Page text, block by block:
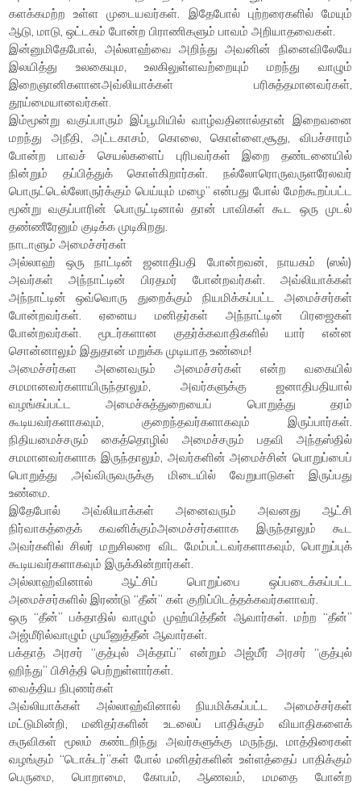
களக்கமற்ற உள்ள முடையவர்கள். இதேபோல் புற்றரைகளில் மேயும்
ஆடு, மாடு, ஒட்டகம் போன்ற பிராணிகளும் பாவம் அறியாதவைகள்.
இன்னுமிதேபோல், அல்லாஹ்வை அறிந்து அவனின் நினைவிலேயே
இலயித்து உலகையும, உலகிலுள்ளவற்றையும் மறந்து வாழும்
இறைஞானிகளானஅவ்லியாக்கள் பரிசுத்தமானவர்கள்,
தூய்மையானவர்கள்.
இம்மூன்று வகுப்பாரும் இப்பூமியில் வாழ்வதினால்தான் இறைவனை
மறந்து அநீதி, அட்டகாசம், கொலை, கொள்ளை,சூது, விபச்சாரம்
போன்ற பாவச் செயல்களைப் புரிபவர்கள் இறை தண்டனையில்
நின்றும் தப்பித்துக் கொள்கிறார்கள். நல்லோரொருவருளரேலவர்
பொருட்டெல்லோருர்க்கும் பெய்யும் மழை” என்பது போல் மேற்கூறப்பட்ட
மூன்று வகுப்பாரின் பொருட்டினால் தான் பாவிகள் கூட ஒரு முடல்
தண்ணீரேனும் குடிக்க முடிகிறது.
நாடாளும் அமைச்சர்கள்
அல்லாஹ் ஒரு நாட்டின் ஜனாதிபதி போன்றவன், நாயகம் (ஸல்)
அவர்கள் அந்நாட்டின் பிரதமர் போன்றவர்கள். அவ்லியாக்கள்
அந்நாட்டின் ஒவ்வொரு துறைக்கும் நியமிக்கப்பட்ட அமைச்சர்கள்
போன்றவர்கள். ஏனைய மனிதர்கள் அந்நாட்டின் பிரஜைகள்
போன்றவர்கள். மூடர்களான குதர்க்கவாதிகளில் யார் என்ன
சொன்னாலும் இதுதான் மறுக்க முடியாத உண்மை!
அமைச்சர்கள அனைவரும் அமைச்சர்கள் என்ற வகையில்
சமமானவர்களாயிருந்தாலும், அவர்களுக்கு ஜனாதிபதியால்
வழங்கப்பட்ட அமைச்சுத்துறையைப் பொறுத்து தரம்
கூடியவர்களாகவும், குறைந்தவர்களாகவும் இருப்பார்கள்.
நிதியமைச்சரும் கைத்தொழில் அமைச்சரும் பதவி அந்தஸ்தில்
சமமானவர்களாக இருந்தாலும், அவர்களின் அமைச்சின் பொறுப்பைப்
பொறுத்து ,அவ்விருவருக்கு மிடையில் வேறுபாடுகள் இருப்பது
உண்மை.
இதேபோல் அவ்லியாக்கள் அனைவரும் அவனது ஆட்சி
நிர்வாகத்தைக் கவனிக்கும்அமைச்சர்களாக இருந்தாலும் கூட
அவர்களில் சிலர் மறுசிலரை விட மேம்பட்டவர்களாகவும், பொறுப்புக்
கூடியவர்களாகவும் இருக்கின்றார்கள்.
அல்லாஹ்வினால் ஆட்சிப் பொறுப்பை ஒப்படைக்கப்பட்ட
அமைச்சர்களில் இரண்டு “தீன்” கள் குறிப்பிடத்தக்கவர்களாவர்.
ஒரு “தீன்” பக்தாதில் வாழும் முஹ்யித்தீன் ஆவார்கள். மற்ற “தீன்”
அஜ்மீரில்வாழும் முயீனுத்தீன் ஆவார்கள்.
பக்தாத் அரசர் “குத்புல் அக்தாப்” என்றும் அஜ்மீர் அரசர் “குத்புல்
ஹிந்து” பிசித்தி பெற்றுள்ளார்கள்.
வைத்திய நிபுணர்கள்
அவ்லியாக்கள் அல்லாஹ்வினால் நியமிக்கப்பட்ட அமைச்சர்கள்
மட்டுமின்றி, மனிதர்களின் உடலைப் பாதிக்கும் வியாதிகளைக்
கருவிகள் மூலம் கண்டறிந்து அவர்களுக்கு மருந்து, மாத்திரைகள்
வழங்கும் “டொக்டர்”கள் போல் மனிதர்களின் உள்ளத்தைப் பாதிக்கும்
பெருமை, பொறாமை, கோபம், ஆணவம், மமதை போன்ற